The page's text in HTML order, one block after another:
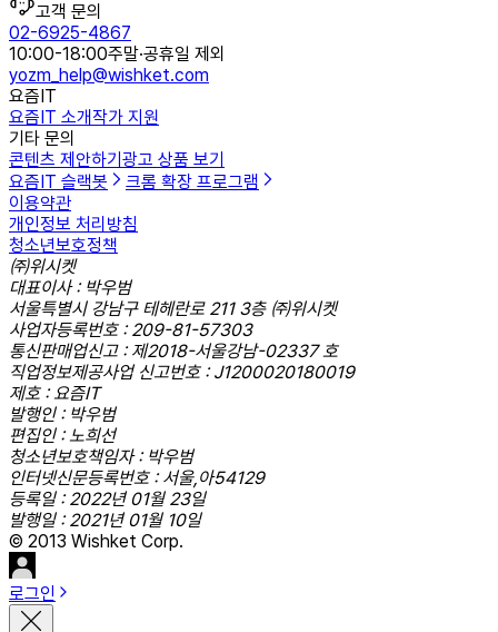
고객 문의
02-6925-4867
10:00-18:00주말·공휴일 제외
yozm_help@wishket.com
요즘IT
요즘IT 소개작가 지원
기타 문의
콘텐츠 제안하기 광고 상품 보기
요즘IT 슬랙봇
크롬 확장 프로그램
이용약관
개인정보 처리방침
청소년보호정책
㈜위시켓
대표이사 : 박우범
서울특별시 강남구 테헤란로 211 3층 ㈜위시켓
사업자등록번호 : 209-81-57303
통신판매업신고 : 제2018-서울강남-02337 호
직업정보제공사업 신고번호 : J1200020180019
제호 : 요즘IT
발행인 : 박우범
편집인 : 노희선
청소년보호책임자 : 박우범
인터넷신문등록번호 : 서울,아54129
등록일 : 2022년 01월 23일
발행일 : 2021년 01월 10일
© 2013 Wishket Corp.
로그인